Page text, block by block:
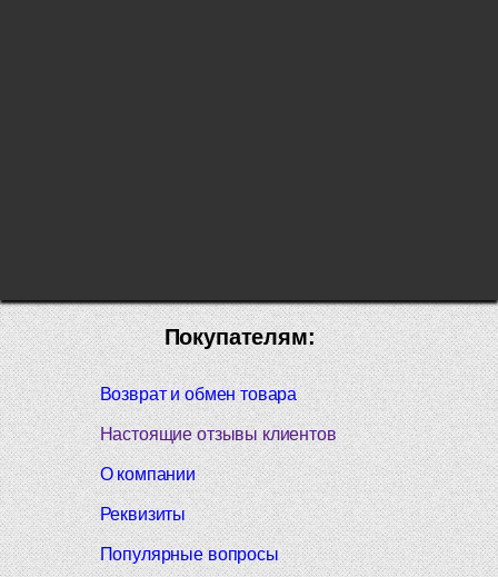
Покупателям:
Возврат и обмен товара
Настоящие отзывы клиентов
О компании
Реквизиты
Популярные вопросы